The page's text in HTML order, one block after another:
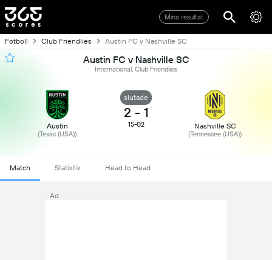
Mina resultat
Fotboll Club Friendlies Austin FC v Nashville SC
Austin FC v Nashville SC
International, Club Friendlies
Austin
(Texas (USA))
slutade
2 - 1
15-02 Nashville SC
(Tennessee (USA))
Match Statistik Head to Head
Ad